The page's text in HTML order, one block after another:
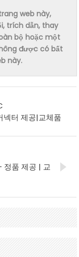
web này,
trích dẫn, thay
bộ hoặc một
được có bất
này.
넥터 제공|교체품
정품 제공 | 교